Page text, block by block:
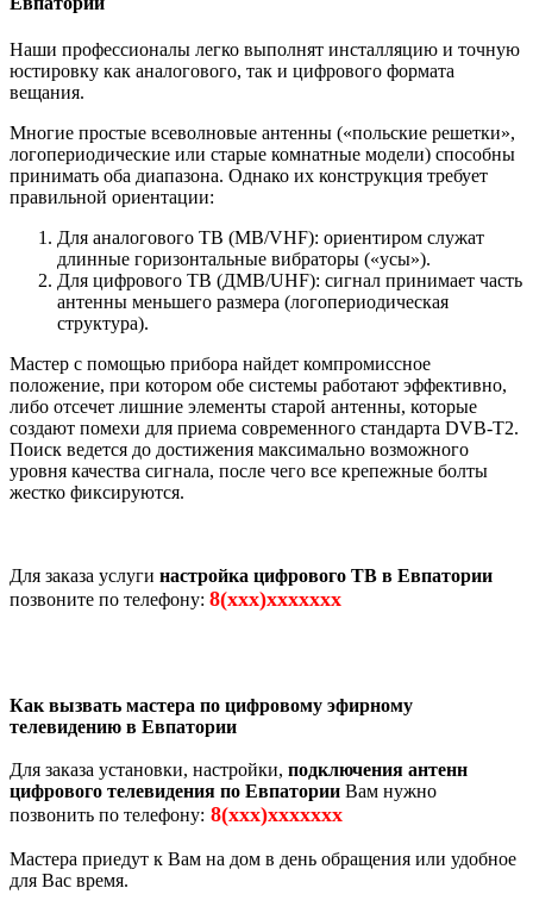
Наши профессионалы легко выполнят инсталляцию и точную
юстировку как аналогового, так и цифрового формата
вещания.
Многие простые всеволновые антенны («польские решетки»,
логопериодические или старые комнатные модели) способны
принимать оба диапазона. Однако их конструкция требует
правильной ориентации:
Для аналогового ТВ (МВ/VHF): ориентиром служат
длинные горизонтальные вибраторы («усы»).
Для цифрового ТВ (ДМВ/UHF): сигнал принимает часть
антенны меньшего размера (логопериодическая
структура).
Мастер с помощью прибора найдет компромиссное
положение, при котором обе системы работают эффективно,
либо отсечет лишние элементы старой антенны, которые
создают помехи для приема современного стандарта DVB-T2.
Поиск ведется до достижения максимально возможного
уровня качества сигнала, после чего все крепежные болты
жестко фиксируются.
Для заказа услуги настройка цифрового ТВ в Евпатории
позвоните по телефону: 8(xxx)xxxxxxx
Как вызвать мастера по цифровому эфирному
телевидению в Евпатории
Для заказа установки, настройки, подключения антенн
цифрового телевидения по Евпатории Вам нужно
позвонить по телефону: 8(xxx)xxxxxxx
Мастера приедут к Вам на дом в день обращения или удобное
для Вас время.